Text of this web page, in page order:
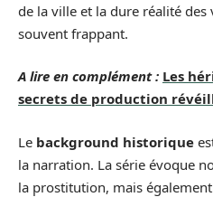
de la ville et la dure réalité des
souvent frappant.
A lire en complément : Les
secrets de production
Le background historique
la narration. La série évoque
la prostitution, mais